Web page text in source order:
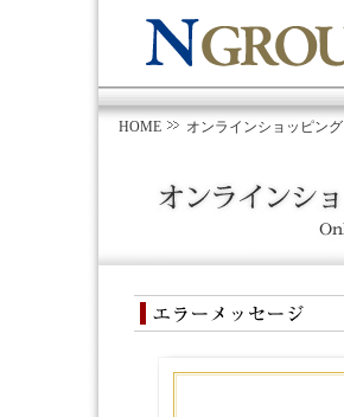
HOME オンラインショッピング